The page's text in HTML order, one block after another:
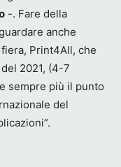
-. Fare della
anche
Print4All, che
2021, (4-7
sempre più il punto
del